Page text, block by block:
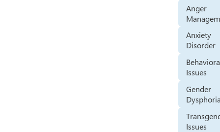
Anger
Anxiety
Disorder
Issues
Gender
Issues